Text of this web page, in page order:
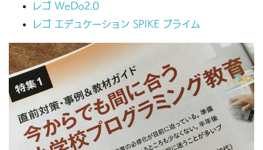
レゴ WeDo2.0
レゴ エデュケーション SPIKE プライム